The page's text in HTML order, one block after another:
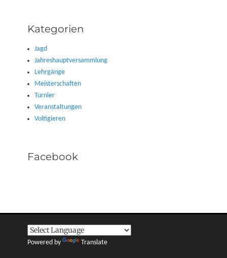
Kategorien
Jagd
Jahreshauptversammlung
Lehrgänge
Meisterschaften
Turnier
Veranstaltungen
Voltigieren
Facebook
Powered by Translate